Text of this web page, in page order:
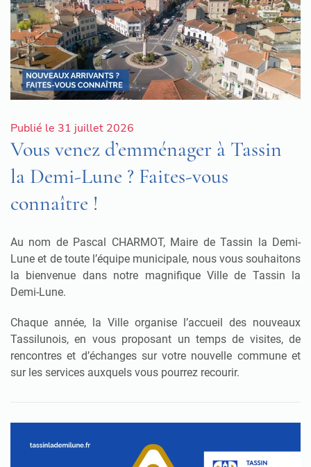
Publié le 31 juillet 2026
Vous venez d’emménager à Tassin
la Demi-Lune ? Faites-vous
connaître !
Au nom de Pascal CHARMOT, Maire de Tassin la Demi-
Lune et de toute l’équipe municipale, nous vous souhaitons
la bienvenue dans notre magnifique Ville de Tassin la
Demi-Lune.
Chaque année, la Ville organise l’accueil des nouveaux
Tassilunois, en vous proposant un temps de visites, de
rencontres et d’échanges sur votre nouvelle commune et
sur les services auxquels vous pourrez recourir.